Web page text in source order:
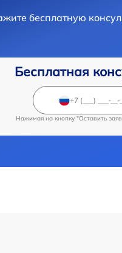
бесплатную
Бесплатная
Нажимая на кнопку "Оставить